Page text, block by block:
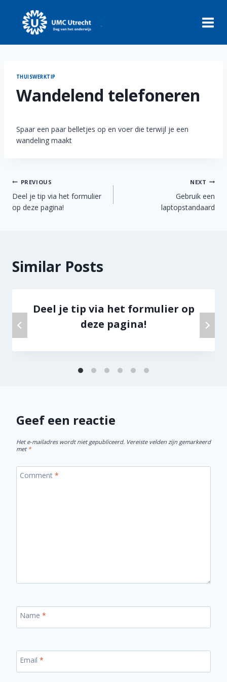
content
THUISWERKTIP
Wandelend telefoneren
Spaar een paar belletjes op en voer die terwijl je een
wandeling maakt
Berichtnavigatie
PREVIOUS
Deel je tip via het formulier
op deze pagina!
NEXT
Gebruik een
laptopstandaard
Similar Posts
Deel je tip via het formulier op
deze pagina!
Geef een reactie
Het e-mailadres wordt niet gepubliceerd. Vereiste velden zijn gemarkeerd
met *
Comment *
Name *
Email *